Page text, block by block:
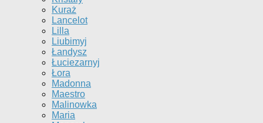
Kuraż
Lancelot
Lilla
Liubimyj
Łandysz
Łuciezarnyj
Łora
Madonna
Maestro
Malinowka
Maria